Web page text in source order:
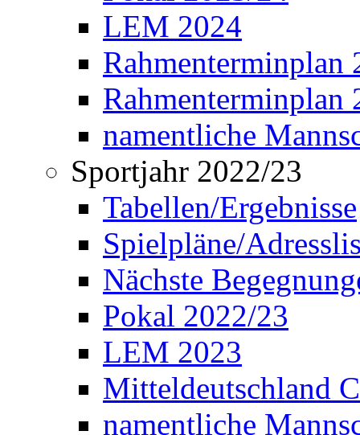
LEM 2024
Rahmenterminplan
Rahmenterminplan
namentliche
Sportjahr 2022/23
Tabellen/Ergebnisse
Spielpläne/
Nächste
Pokal 2022/23
LEM 2023
Mitteldeutschland
namentliche